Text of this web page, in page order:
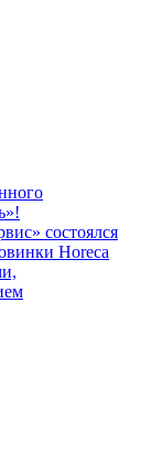
состоялся
Horeca